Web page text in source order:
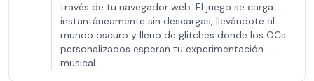
través de tu navegador web. El juego se carga
instantáneamente sin descargas, llevándote al
mundo oscuro y lleno de glitches donde los OCs
personalizados esperan tu experimentación
musical.